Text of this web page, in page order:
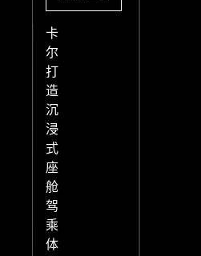
托
卡
尔
打
造
沉
浸
式
座
舱
驾
乘
体